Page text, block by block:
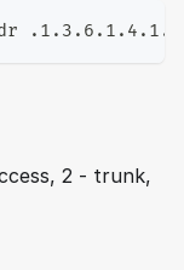
2 - trunk,